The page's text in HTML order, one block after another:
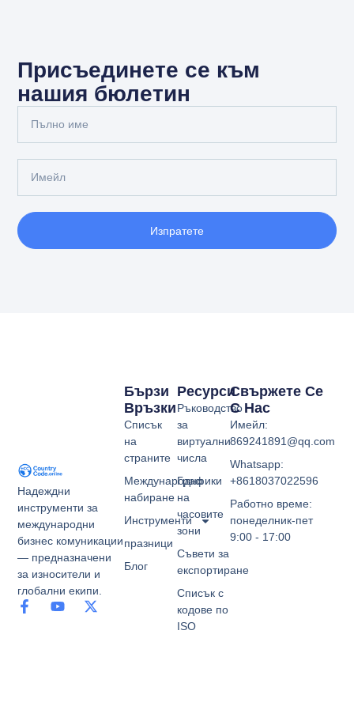
Присъединете се към
нашия бюлетин
Изпратете
Надеждни
инструменти за
международни
бизнес комуникации
— предназначени
за износители и
глобални екипи.
Ресурси
Ръководство
за
виртуални
числа
Графики
на
часовите
зони
Съвети за
експортиране
Списък с
кодове по
ISO
Бързи
Връзки
Списък
на
страните
Международно
набиране
Инструменти
празници
Блог
Свържете Се
С Нас
Имейл:
869241891@qq.com
Whatsapp:
+8618037022596
Работно време:
понеделник-пет
9:00 - 17:00